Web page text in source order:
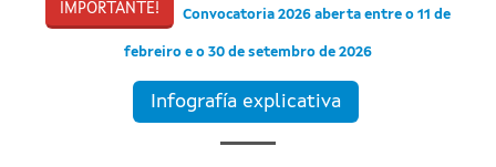
IMPORTANTE! Convocatoria 2026 aberta entre o 11 de
febreiro e o 30 de setembro de 2026
Infografía explicativa